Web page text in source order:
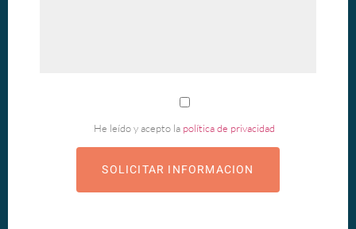
He leído y acepto la política de privacidad